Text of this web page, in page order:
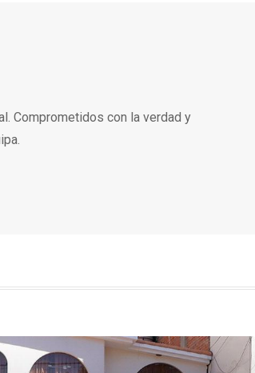
Comprometidos con la verdad y